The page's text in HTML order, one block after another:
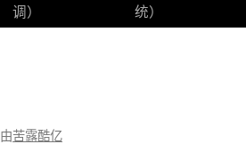
调）
统）
由苦露酷亿